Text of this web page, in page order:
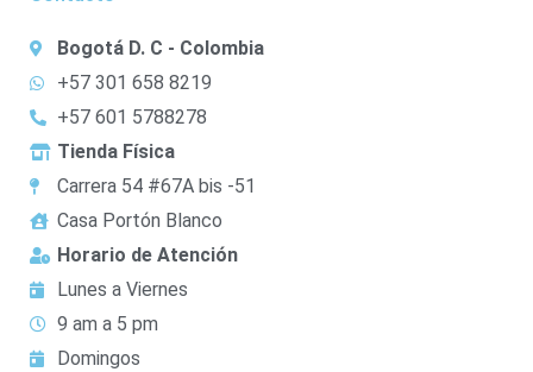
Bogotá D. C - Colombia
+57 301 658 8219
+57 601 5788278
Tienda Física
Carrera 54 #67A bis -51
Casa Portón Blanco
Horario de Atención
Lunes a Viernes
9 am a 5 pm
Domingos